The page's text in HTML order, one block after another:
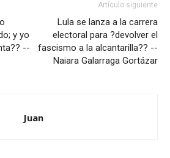
y yo
--
Artículo siguiente
Lula se lanza a la carrera
electoral para ?devolver el
fascismo a la alcantarilla?? --
Naiara Galarraga Gortázar
Juan